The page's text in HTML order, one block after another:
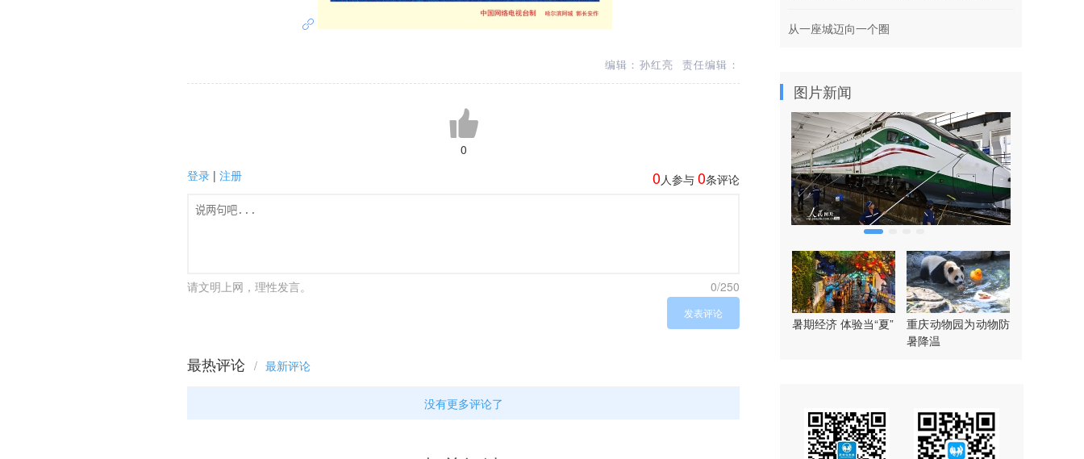
编辑：孙红亮 责任编辑：
0
登录 | 注册 0人参与 0条评论
请文明上网，理性发言。 0/250
发表评论
最热评论 / 最新评论
没有更多评论了
从一座城迈向一个圈
图片新闻
暑期经济 体验当“夏”
重庆动物园为动物防
暑降温